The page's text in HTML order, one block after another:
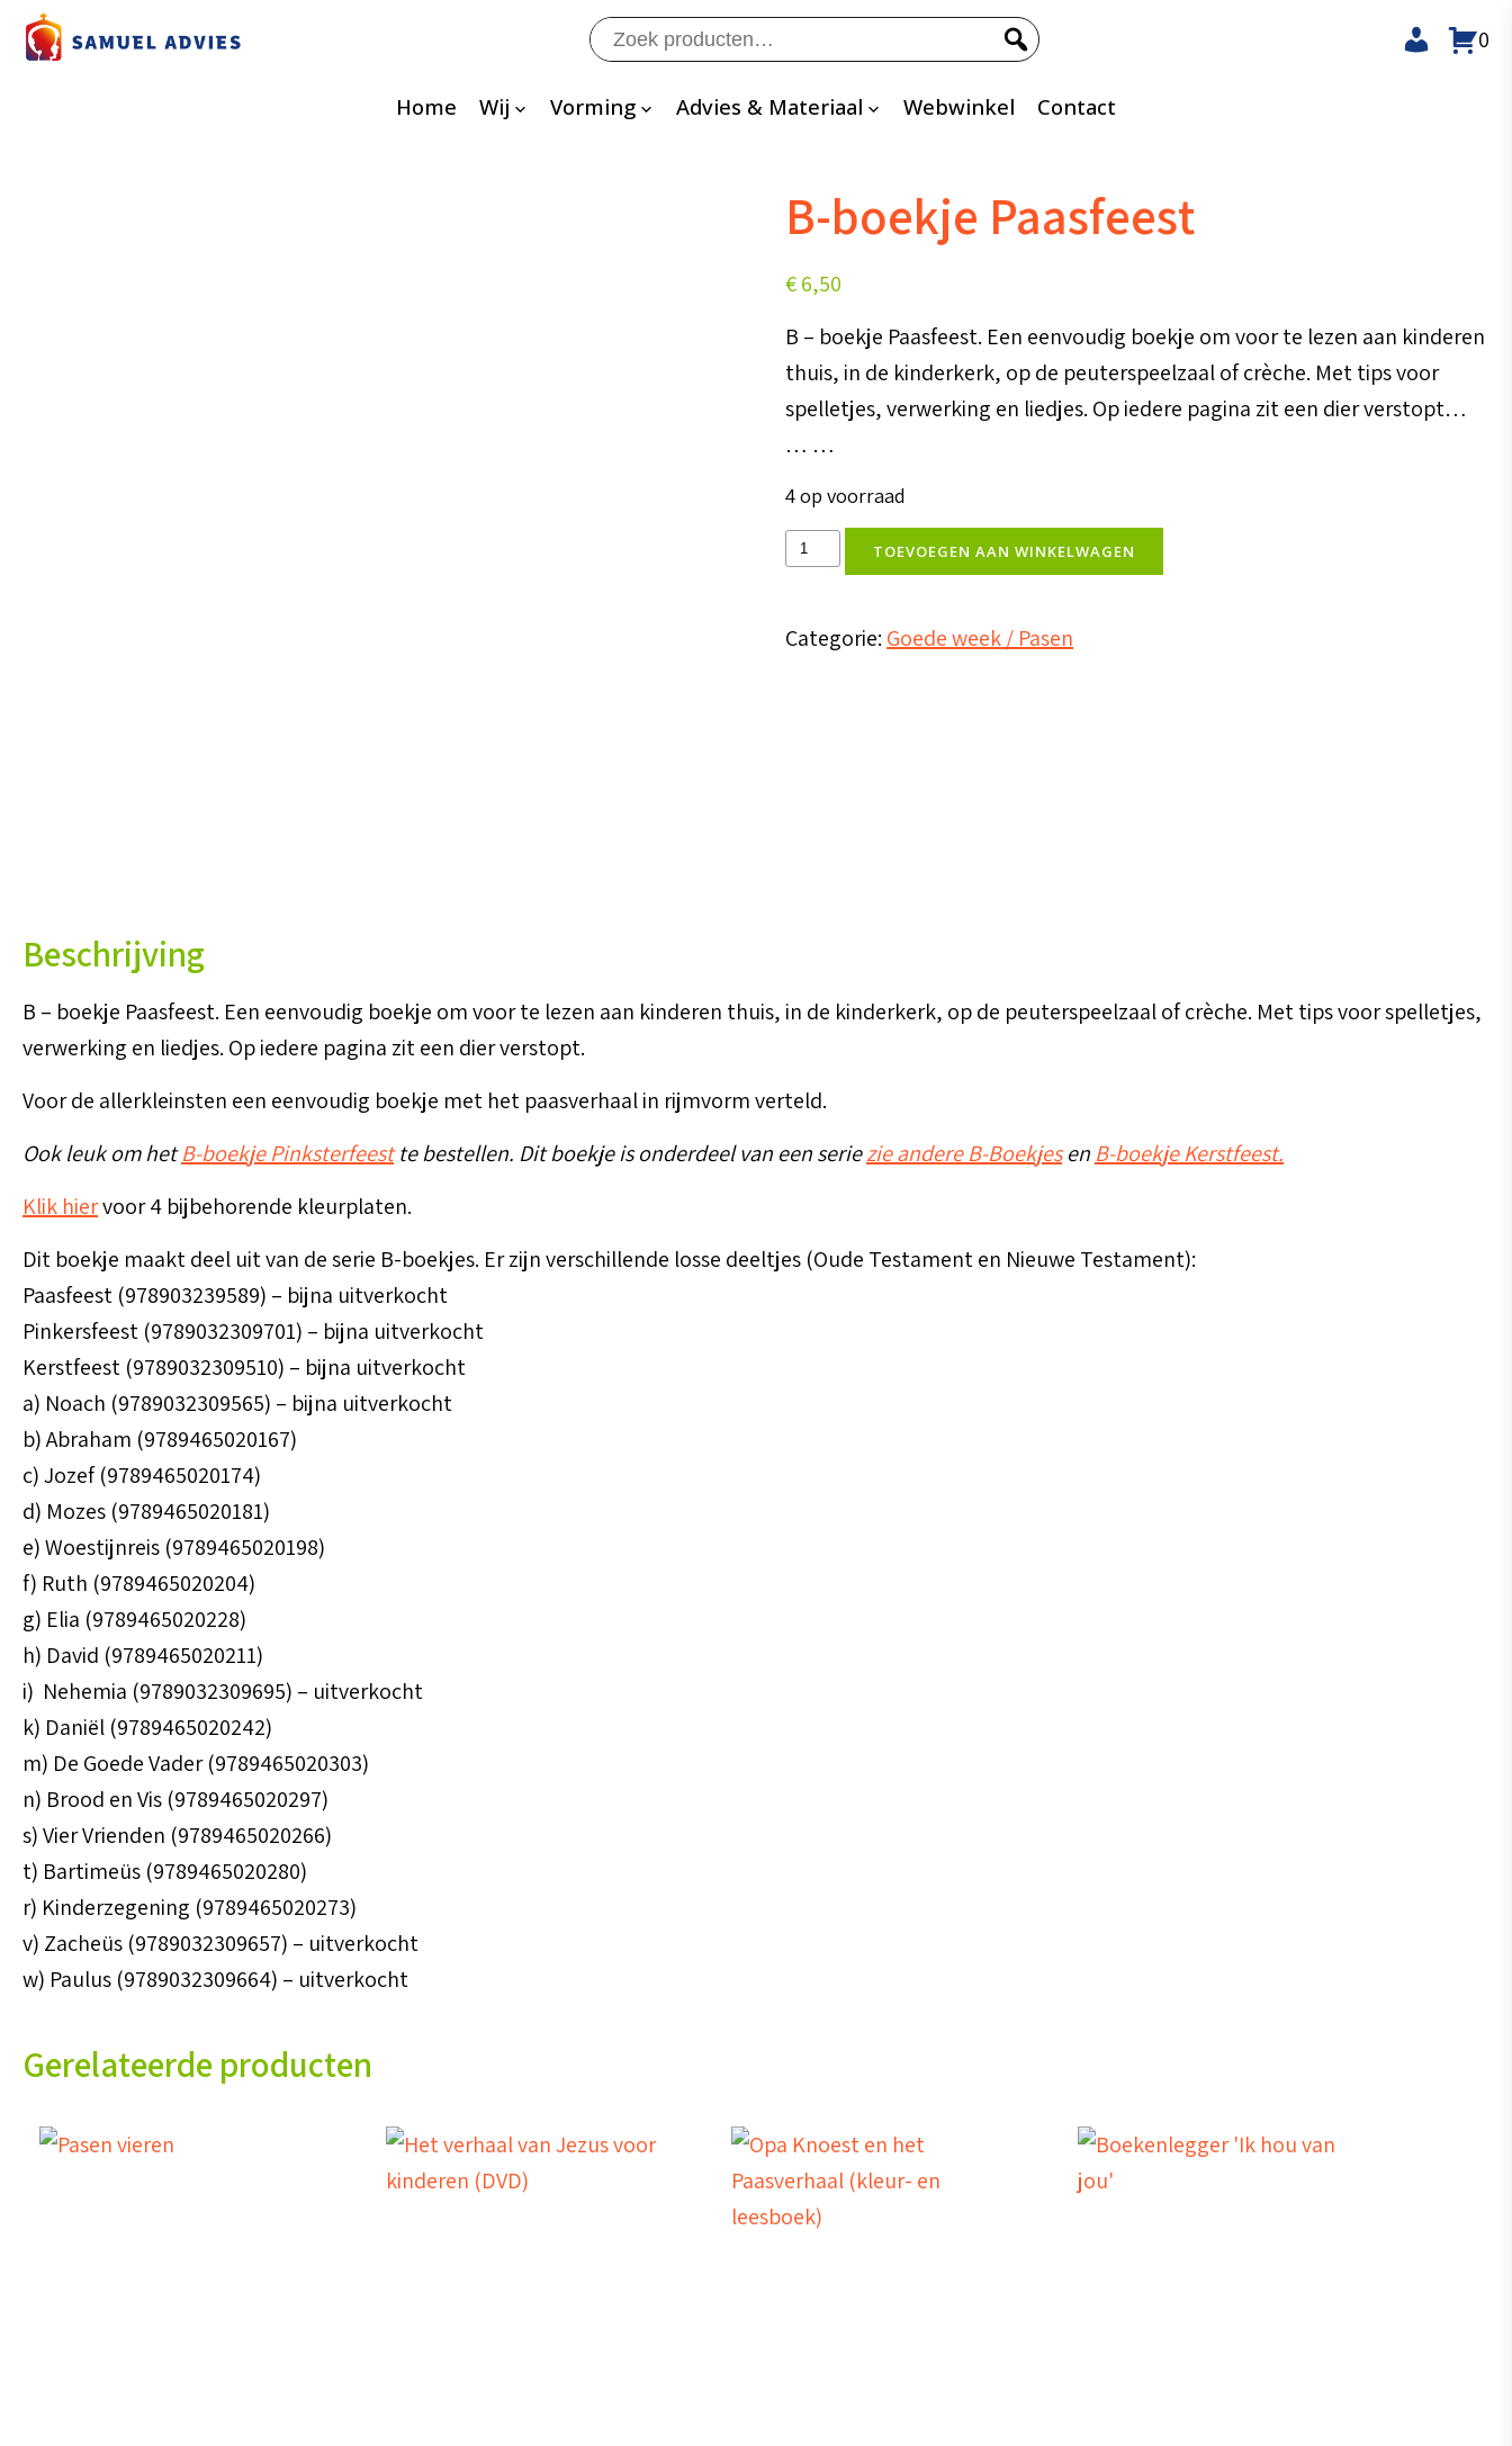
Zoeken
naar:
Home Wij Vorming Advies & Materiaal Webwinkel Contact
0
B-boekje Paasfeest
€6,50
B – boekje Paasfeest. Een eenvoudig boekje om voor te lezen aan kinderen
thuis, in de kinderkerk, op de peuterspeelzaal of crèche. Met tips voor
spelletjes, verwerking en liedjes. Op iedere pagina zit een dier verstopt…
… …
4 op voorraad
B-
boekje
aantal
TOEVOEGEN AAN WINKELWAGEN
Categorie: Goede week / Pasen
Beschrijving
B – boekje Paasfeest. Een eenvoudig boekje om voor te lezen aan kinderen thuis, in de kinderkerk, op de peuterspeelzaal of crèche. Met tips voor spelletjes,
verwerking en liedjes. Op iedere pagina zit een dier verstopt.
Voor de allerkleinsten een eenvoudig boekje met het paasverhaal in rijmvorm verteld.
Ook leuk om hetB-boekje Pinksterfeestte bestellen. Dit boekje is onderdeel van een seriezie andere B-Boekjesen B-boekje Kerstfeest.
Klik hiervoor 4 bijbehorende kleurplaten.
Dit boekje maakt deel uit van de serie B-boekjes. Er zijn verschillende losse deeltjes (Oude Testament en Nieuwe Testament):
Paasfeest (978903239589) – bijna uitverkocht
Pinkersfeest (9789032309701) – bijna uitverkocht
Kerstfeest (9789032309510) – bijna uitverkocht
a) Noach (9789032309565) – bijna uitverkocht
b) Abraham (9789465020167)
c) Jozef (9789465020174)
d) Mozes (9789465020181)
e) Woestijnreis (9789465020198)
f) Ruth (9789465020204)
g) Elia (9789465020228)
h) David (9789465020211)
i) Nehemia (9789032309695) – uitverkocht
k) Daniël (9789465020242)
m) De Goede Vader (9789465020303)
n) Brood en Vis (9789465020297)
s) Vier Vrienden (9789465020266)
t) Bartimeüs (9789465020280)
r) Kinderzegening (9789465020273)
v) Zacheüs (9789032309657) – uitverkocht
w) Paulus (9789032309664) – uitverkocht
Gerelateerde producten